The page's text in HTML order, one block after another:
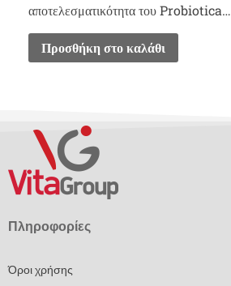
αποτελεσματικότητα του Probiotica…
Προσθήκη στο καλάθι
Πληροφορίες
Όροι χρήσης